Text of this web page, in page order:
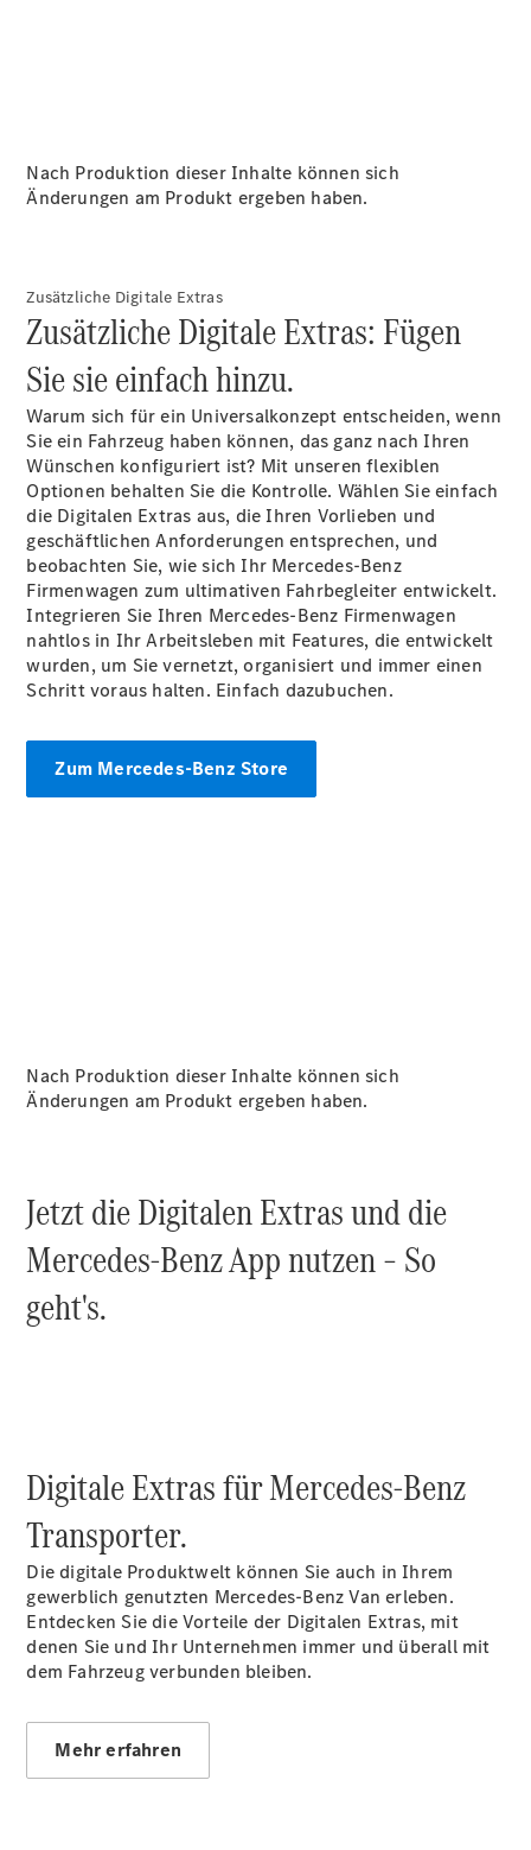
GLE
Neu
GLE
Maybach
GLS
Neu
Klasse
G-Klasse
Konfigurator
Probefahrt
Mercedes-
Benz Store
T-Modelle / Kombis
C-Klasse T-
Modell All-
Terrain
Modell All-
Terrain
Alle
Kompaktlimousinen
A-Klasse
Kompaktlimousine
B-Klasse
Konfigurator
Probefahrt
Nach Produktion dieser Inhalte können sich
Änderungen am Produkt ergeben haben.
Zusätzliche Digitale Extras
Zusätzliche Digitale Extras: Fügen
Sie sie einfach hinzu.
Warum sich für ein Universalkonzept entscheiden, wenn
Sie ein Fahrzeug haben können, das ganz nach Ihren
Wünschen konfiguriert ist? Mit unseren flexiblen
Optionen behalten Sie die Kontrolle. Wählen Sie einfach
die Digitalen Extras aus, die Ihren Vorlieben und
geschäftlichen Anforderungen entsprechen, und
beobachten Sie, wie sich Ihr Mercedes-Benz
Firmenwagen zum ultimativen Fahrbegleiter entwickelt.
Integrieren Sie Ihren Mercedes-Benz Firmenwagen
nahtlos in Ihr Arbeitsleben mit Features, die entwickelt
wurden, um Sie vernetzt, organisiert und immer einen
Schritt voraus halten. Einfach dazubuchen.
Zum Mercedes-Benz Store
Nach Produktion dieser Inhalte können sich
Änderungen am Produkt ergeben haben.
Jetzt die Digitalen Extras und die
Mercedes-Benz App nutzen – So
geht's.
Digitale Extras für Mercedes-Benz
Transporter.
Die digitale Produktwelt können Sie auch in Ihrem
gewerblich genutzten Mercedes-Benz Van erleben.
Entdecken Sie die Vorteile der Digitalen Extras, mit
denen Sie und Ihr Unternehmen immer und überall mit
dem Fahrzeug verbunden bleiben.
Mehr erfahren